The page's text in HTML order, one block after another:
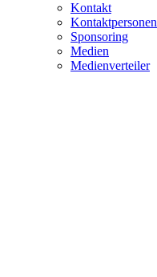
Kontakt
Kontaktpersonen
Sponsoring
Medien
Medienverteiler